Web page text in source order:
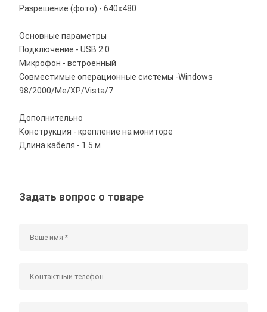
Разрешение (фото) - 640x480
Основные параметры
Подключение - USB 2.0
Микрофон - встроенный
Совместимые операционные системы -Windows
98/2000/Me/XP/Vista/7
Дополнительно
Конструкция - крепление на мониторе
Длина кабеля - 1.5 м
Задать вопрос о товаре